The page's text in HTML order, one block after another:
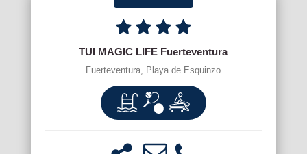
TUI MAGIC LIFE Fuerteventura
Fuerteventura, Playa de Esquinzo